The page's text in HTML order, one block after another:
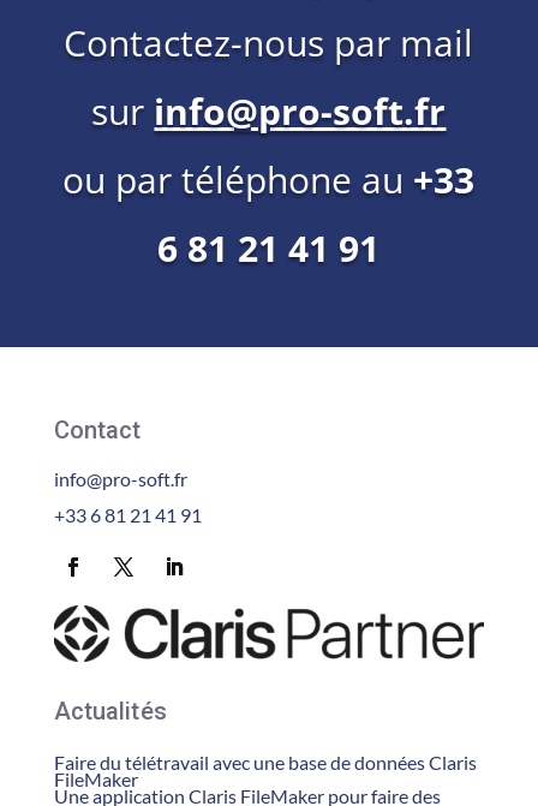
Contactez-nous par mail
sur info@pro-soft.fr
ou par téléphone au +33
6 81 21 41 91
Contact
info@pro-soft.fr
+33 6 81 21 41 91
Actualités
Faire du télétravail avec une base de données Claris
FileMaker
Une application Claris FileMaker pour faire des